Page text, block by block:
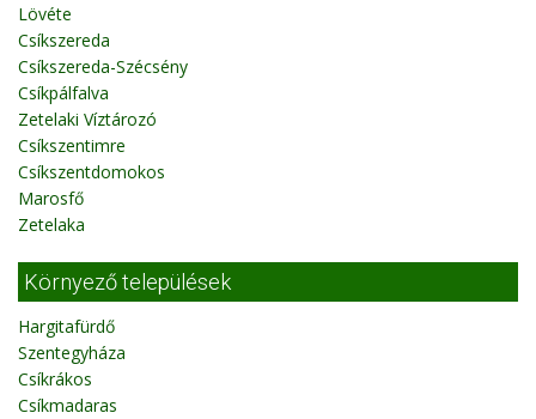
Lövéte
Csíkszereda
Csíkszereda-Szécsény
Csíkpálfalva
Zetelaki Víztározó
Csíkszentimre
Csíkszentdomokos
Marosfő
Zetelaka
Környező települések
Hargitafürdő
Szentegyháza
Csíkrákos
Csíkmadaras